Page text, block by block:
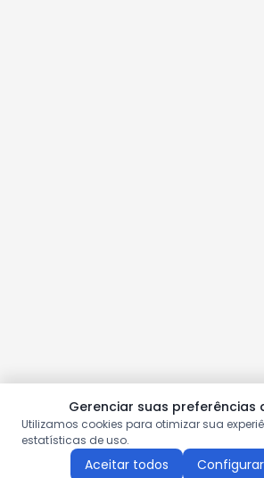
Gerenciar suas preferências
Utilizamos cookies para otimizar sua
estatísticas de uso.
Aceitar todos